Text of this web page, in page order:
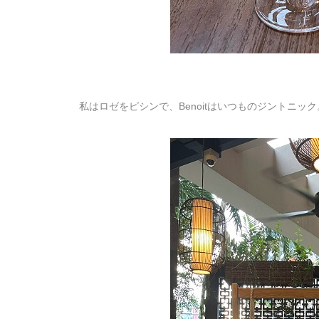
私はロゼをピシンで、Benoitはいつものジントニック